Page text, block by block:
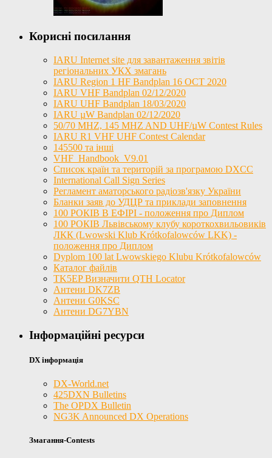
Корисні посилання
IARU Internet site для завантаження звітів
регіональних УКХ змагань
IARU Region 1 HF Bandplan 16 OCT 2020
IARU VHF Bandplan 02/12/2020
IARU UHF Bandplan 18/03/2020
IARU µW Bandplan 02/12/2020
50/70 MHZ, 145 MHZ AND UHF/µW Contest Rules
IARU R1 VHF UHF Contest Calendar
145500 та інші
VHF_Handbook_V9.01
Список країн та територій за програмою DXCC
International Call Sign Series
Регламент аматорського радіозв'язку України
Бланки заяв до УДЦР та приклади заповнення
100 РОКІВ В ЕФІРІ - положення про Диплом
100 РОКІВ Львівському клубу короткохвильовиків
ЛКК (Lwowski Klub Krótkofalowców LKK) -
положення про Диплом
Dyplom 100 lat Lwowskiego Klubu Krótkofalowców
Каталог файлів
TK5EP Визначити QTH Locator
Антени DK7ZB
Антени G0KSC
Антени DG7YBN
Інформаційні ресурси
DX інформація
DX-World.net
425DXN Bulletins
The OPDX Bulletin
NG3K Announced DX Operations
Змагання-Contests